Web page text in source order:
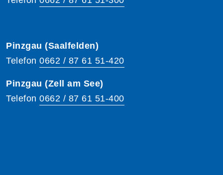
Pinzgau (Saalfelden)
Telefon 0662 / 87 61 51-420
Pinzgau (Zell am See)
Telefon 0662 / 87 61 51-400